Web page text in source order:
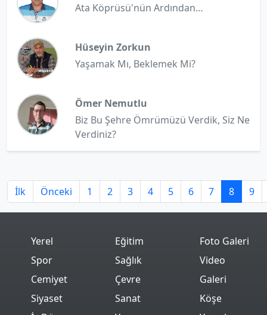
Ata Köprüsü'nün Ardından…
Hüseyin Zorkun
Yaşamak Mı, Beklemek Mi?
Ömer Nemutlu
Biz Bu Şehre Ömrümüzü Verdik, Siz Ne
Verdiniz?
İlk Önceki 1 2 3 4 5 6 7 8 9
Yerel
Spor
Cemiyet
Siyaset
Eğitim
Sağlık
Çevre
Sanat
Foto Galeri
Video
Galeri
Köşe